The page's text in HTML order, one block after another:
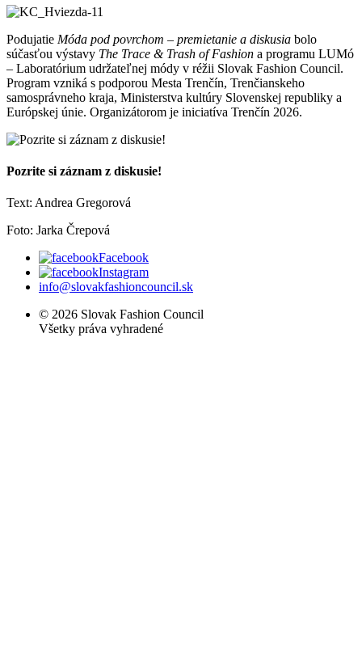
Podujatie Móda pod povrchom – premietanie a diskusia bolo
súčasťou výstavy The Trace & Trash of Fashion a programu LUMó
– Laboratórium udržateľnej módy v réžii Slovak Fashion Council.
Program vzniká s podporou Mesta Trenčín, Trenčianskeho
samosprávneho kraja, Ministerstva kultúry Slovenskej republiky a
Európskej únie. Organizátorom je iniciatíva Trenčín 2026.
Pozrite si záznam z diskusie!
Text: Andrea Gregorová
Foto: Jarka Črepová
Facebook
Instagram
info@slovakfashioncouncil.sk
© 2026 Slovak Fashion Council
Všetky práva vyhradené